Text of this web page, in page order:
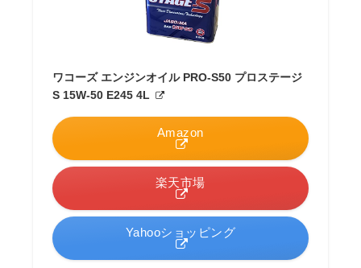
ワコーズ エンジンオイル PRO-S50 プロステージ
S 15W-50 E245 4L
Amazon
楽天市場
Yahooショッピング